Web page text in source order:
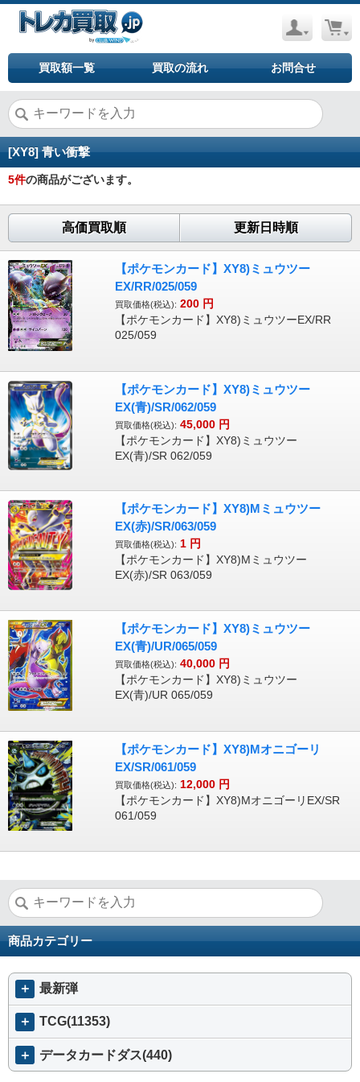
買取額一覧 買取の流れ お問合せ
[XY8] 青い衝撃
5件の商品がございます。
高価買取順 更新日時順
【ポケモンカード】XY8)ミュウツー
EX/RR/025/059
買取価格(税込): 200 円
【ポケモンカード】XY8)ミュウツーEX/RR
025/059
【ポケモンカード】XY8)ミュウツー
EX(青)/SR/062/059
買取価格(税込): 45,000 円
【ポケモンカード】XY8)ミュウツー
EX(青)/SR 062/059
【ポケモンカード】XY8)Mミュウツー
EX(赤)/SR/063/059
買取価格(税込): 1 円
【ポケモンカード】XY8)Mミュウツー
EX(赤)/SR 063/059
【ポケモンカード】XY8)ミュウツー
EX(青)/UR/065/059
買取価格(税込): 40,000 円
【ポケモンカード】XY8)ミュウツー
EX(青)/UR 065/059
【ポケモンカード】XY8)Mオニゴーリ
EX/SR/061/059
買取価格(税込): 12,000 円
【ポケモンカード】XY8)MオニゴーリEX/SR
061/059
商品カテゴリー
＋ 最新弾
＋ TCG(11353)
＋ データカードダス(440)